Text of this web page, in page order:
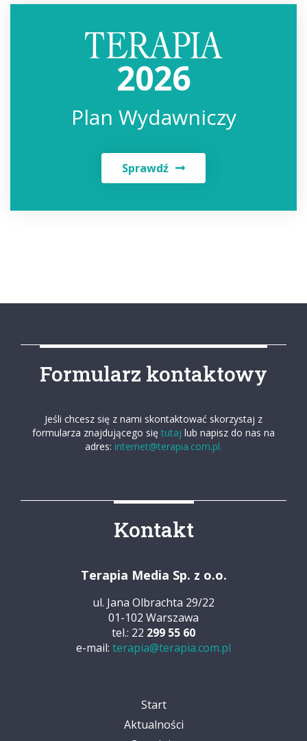
2026
Plan Wydawniczy
Sprawdź
Formularz kontaktowy
Jeśli chcesz się z nami skontaktować skorzystaj z
formularza znajdującego się tutaj lub napisz do nas na
adres: internet@terapia.com.pl.
Kontakt
Terapia Media Sp. z o.o.
ul. Jana Olbrachta 29/22
01-102 Warszawa
tel.: 22 299 55 60
e-mail: terapia@terapia.com.pl
Start
Aktualności